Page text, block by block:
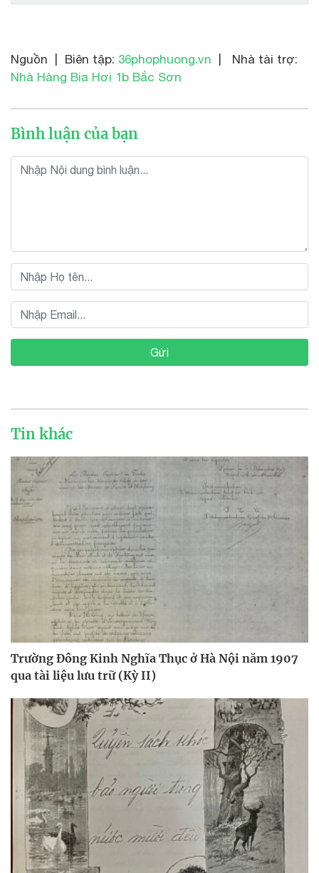
Nguồn | Biên tập: 36phophuong.vn | Nhà tài trợ:
Nhà Hàng Bia Hơi 1b Bắc Sơn
Bình luận của bạn
Gửi
Tin khác
Trường Đông Kinh Nghĩa Thục ở Hà Nội năm 1907
qua tài liệu lưu trữ (Kỳ II)